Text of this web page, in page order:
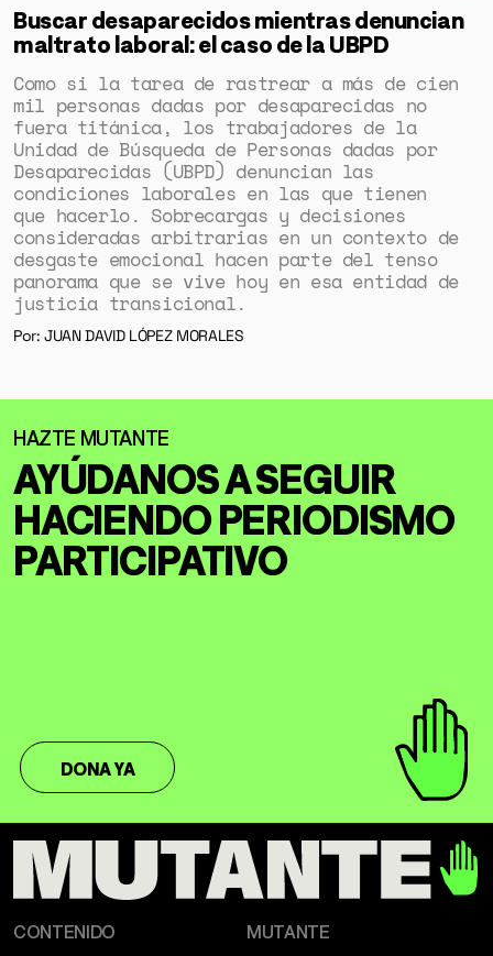
Buscar desaparecidos mientras denuncian
maltrato laboral: el caso de la UBPD
Como si la tarea de rastrear a más de cien
mil personas dadas por desaparecidas no
fuera titánica, los trabajadores de la
Unidad de Búsqueda de Personas dadas por
Desaparecidas (UBPD) denuncian las
condiciones laborales en las que tienen
que hacerlo. Sobrecargas y decisiones
consideradas arbitrarias en un contexto de
desgaste emocional hacen parte del tenso
panorama que se vive hoy en esa entidad de
justicia transicional.
Por: JUAN DAVID LÓPEZ MORALES
AYÚDANOS A SEGUIR
HACIENDOPERIODISMO
PARTICIPATIVO
DONA YA
CONTENIDO MUTANTE